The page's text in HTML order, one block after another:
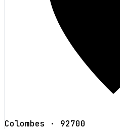
Colombes · 92700